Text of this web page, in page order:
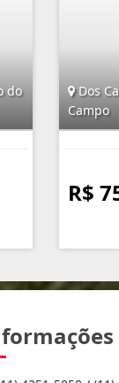
do
Dos
Campo
R$